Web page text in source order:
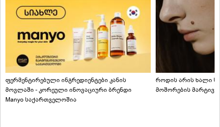
ფერმენტირებული ინგრედიენტები კანის
მოვლაში - კორეული ინოვაციური ბრენდი
Manyo საქართველოშია
როდის არის ხალი
მოშორების